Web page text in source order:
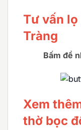
Tư vấn
Tràng
Bấm để
Xem
thờ bọc